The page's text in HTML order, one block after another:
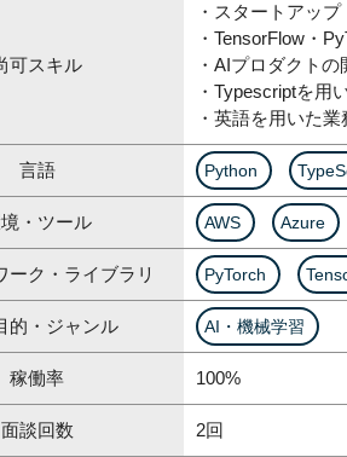
可スキル
・スタートアッ
・TensorFlow・
・AIプロダクトの
・Typescriptを用
・英語を用いた業
言語 Python
・ツール AWS Azure
ーク・ライブラリ PyTorch
的・ジャンル AI・機械学習
稼働率 100%
面談回数 2回